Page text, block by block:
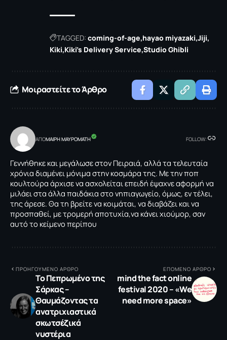
TAGGED: coming-of-age hayao miyazaki Jiji
Kiki Kiki's Delivery Service Studio Ghibli
Μοιραστείτε το Άρθρο
ΑΠΟMΑΙΡΗ ΜΑΥΡΟΜΑΤΗ FOLLOW:
Γεννήθηκε και μεγάλωσε στον Πειραιά, αλλά τα τελευταία
χρόνια διαμένει μόνιμα στην κοσμάρα της. Με την ποπ
κουλτούρα άρχισε να ασχολείται επειδή έψαχνε αφορμή να
μιλάει στα άλλα παιδάκια στο νηπιαγωγείο, όμως, εν τέλει,
της άρεσε. Θα τη βρείτε να κοιμάται, να διαβάζει και να
προσπαθεί, με τρομερή αποτυχία,να κάνει χιούμορ, σαν
αυτό το κείμενο περίπου
ΠΡΟΗΓΟΥΜΕΝΟ ΑΡΘΡΟ
Το Πεπρωμένο της
Σάρκας –
Θαυμάζοντας τα
ανατριχιαστικά
σκωτσέζικά
νυστέρια
ΕΠΟΜΕΝΟ ΑΡΘΡΟ
mind the fact online
festival 2020 – «We
need more space»